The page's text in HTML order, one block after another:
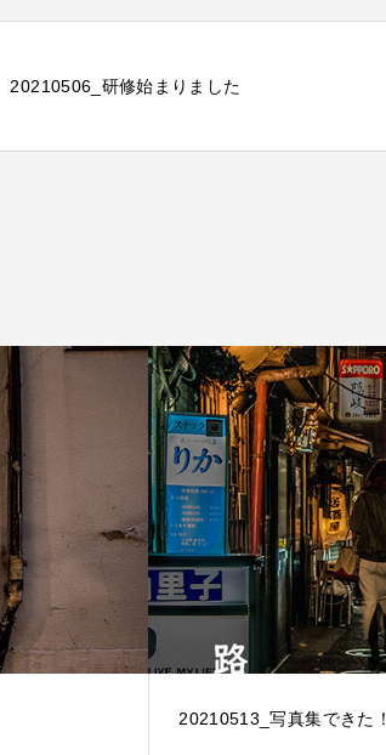
20210506_研修始まりました
20210513_写真集できた！